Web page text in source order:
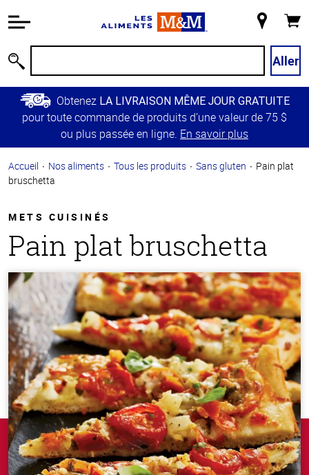
relative à
Passer
contenu
principal
Retour à
principale
magasin
Aller
Obtenez LA LIVRAISON MÊME JOUR GRATUITE
pour toute commande de produits d’une valeur de 75 $
ou plus passée en ligne. En savoir plus
Accueil Nos aliments Tous les produits Sans gluten
Pain plat
bruschetta
METS CUISINÉS
Pain plat bruschetta